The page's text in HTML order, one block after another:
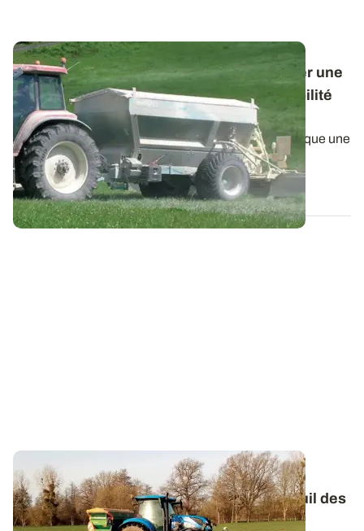
Les vrai/Faux des fourrages - Non ! Chauler une
prairie n'améliore pas toujours la disponibilité
des éléments minéraux
L’apport d’amendements minéraux basiques provoque une
augmentation du pHeau. Celle-ci a un...
17 MARS 2022
LORRAINE
Premier apport d’azote sur prairies : le seuil des
200°C jours prévu autour du 26 février